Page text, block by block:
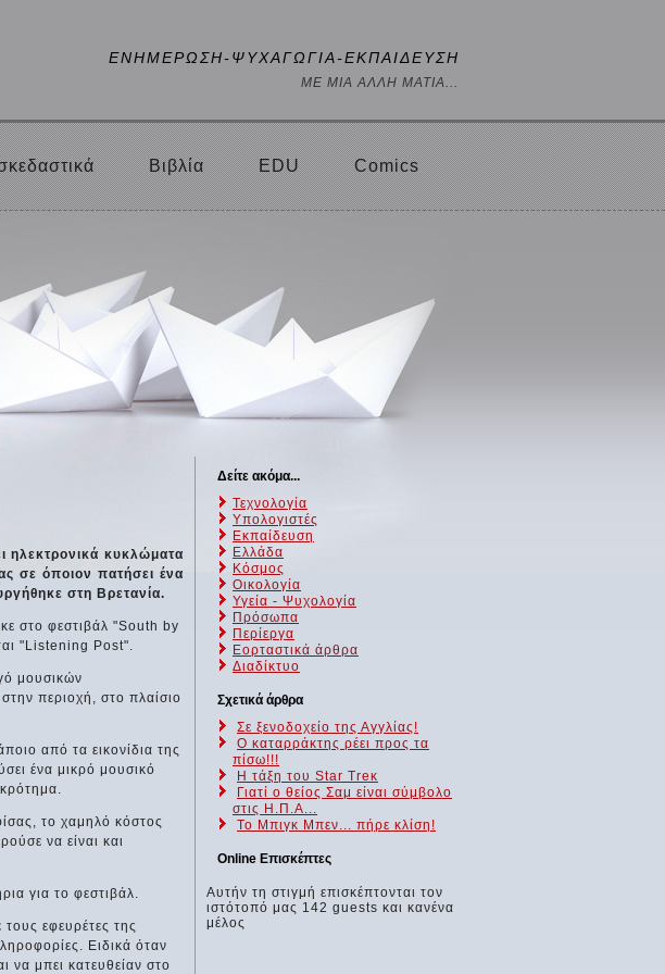
ΕΝΗΜΕΡΩΣΗ-ΨΥΧΑΓΩΓΙΑ-ΕΚΠΑΙΔΕΥΣΗ
ΜΕ ΜΙΑ ΑΛΛΗ ΜΑΤΙΑ...
Βιβλία EDU Comics
κυκλώματα
σε όποιον πατήσει ένα
στη Βρετανία.
στο φεστιβάλ "South by
"Listening Post".
μουσικών
περιοχή, στο πλαίσιο
από τα εικονίδια της
ένα μικρό μουσικό
το χαμηλό κόστος
να είναι και
για το φεστιβάλ.
εφευρέτες της
Ειδικά όταν
να μπει κατευθείαν στο
Δείτε ακόμα...
Τεχνολογία
Υπολογιστές
Εκπαίδευση
Ελλάδα
Κόσμος
Οικολογία
Υγεία - Ψυχολογία
Πρόσωπα
Περίεργα
Εορταστικά άρθρα
Διαδίκτυο
Σχετικά άρθρα
Σε ξενοδοχείο της Αγγλίας!
Ο καταρράκτης ρέει προς τα
πίσω!!!
H τάξη του Star Treκ
Γιατί ο θείος Σαμ είναι σύμβολο
στις Η.Π.Α...
Το Μπιγκ Μπεν... πήρε κλίση!
Online Επισκέπτες
Αυτήν τη στιγμή επισκέπτονται τον
ιστότοπό μας 142 guests και κανένα
μέλος